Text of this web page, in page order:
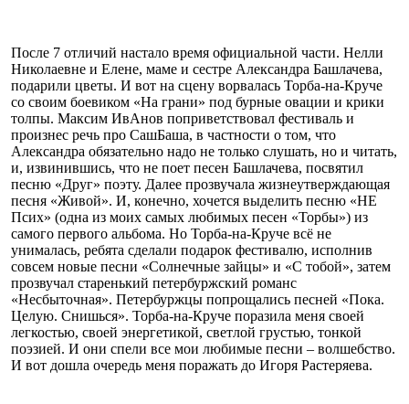
После 7 отличий настало время официальной части. Нелли
Николаевне и Елене, маме и сестре Александра Башлачева,
подарили цветы. И вот на сцену ворвалась Торба-на-Круче
со своим боевиком «На грани» под бурные овации и крики
толпы. Максим ИвАнов поприветствовал фестиваль и
произнес речь про СашБаша, в частности о том, что
Александра обязательно надо не только слушать, но и читать,
и, извинившись, что не поет песен Башлачева, посвятил
песню «Друг» поэту. Далее прозвучала жизнеутверждающая
песня «Живой». И, конечно, хочется выделить песню «НЕ
Псих» (одна из моих самых любимых песен «Торбы») из
самого первого альбома. Но Торба-на-Круче всё не
унималась, ребята сделали подарок фестивалю, исполнив
совсем новые песни «Солнечные зайцы» и «С тобой», затем
прозвучал старенький петербуржский романс
«Несбыточная». Петербуржцы попрощались песней «Пока.
Целую. Снишься». Торба-на-Круче поразила меня своей
легкостью, своей энергетикой, светлой грустью, тонкой
поэзией. И они спели все мои любимые песни – волшебство.
И вот дошла очередь меня поражать до Игоря Растеряева.